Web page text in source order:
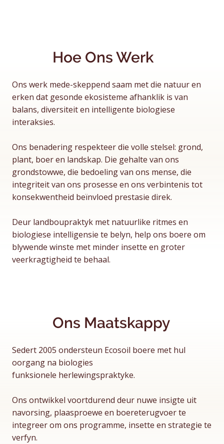
Hoe Ons Werk
Ons werk mede-skeppend saam met die natuur en
erken dat gesonde ekosisteme afhanklik is van
balans, diversiteit en intelligente biologiese
interaksies.
Ons benadering respekteer die volle stelsel: grond,
plant, boer en landskap. Die gehalte van ons
grondstowwe, die bedoeling van ons mense, die
integriteit van ons prosesse en ons verbintenis tot
konsekwentheid beïnvloed prestasie direk.
Deur landboupraktyk met natuurlike ritmes en
biologiese intelligensie te belyn, help ons boere om
blywende winste met minder insette en groter
veerkragtigheid te behaal.
Ons Maatskappy
Sedert 2005 ondersteun Ecosoil boere met hul
oorgang na biologies
funksionele herlewingspraktyke.
Ons ontwikkel voortdurend deur nuwe insigte uit
navorsing, plaasproewe en boereterugvoer te
integreer om ons programme, insette en strategie te
verfyn.